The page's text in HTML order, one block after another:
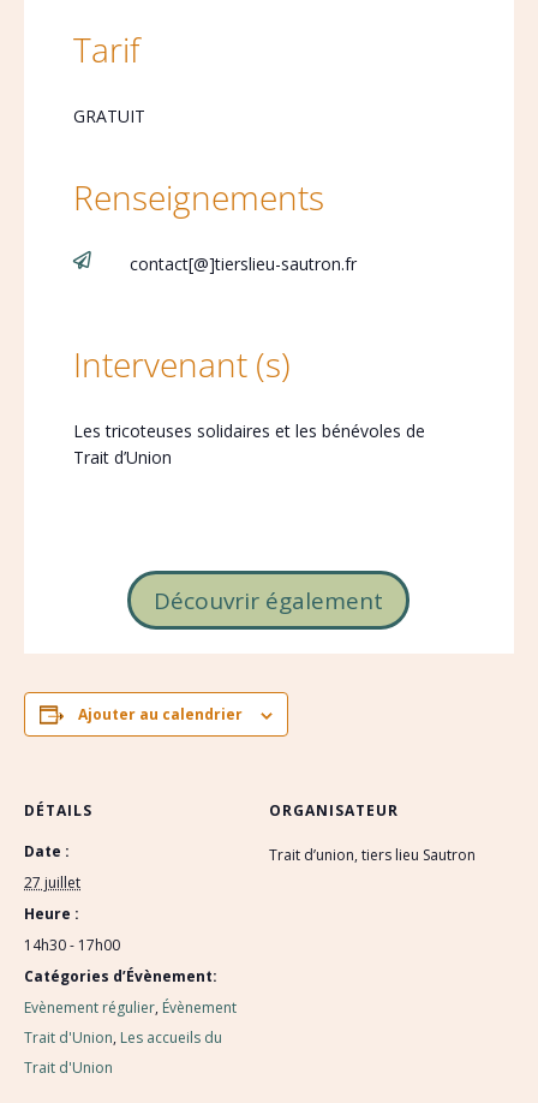
Tarif
GRATUIT
Renseignements
 contact[@]tierslieu-sautron.fr
Intervenant (s)
Les tricoteuses solidaires et les bénévoles de
Trait d’Union
Découvrir également
Ajouter au calendrier
DÉTAILS
Date :
27 juillet
Heure :
14h30 - 17h00
Catégories d’Évènement:
Evènement régulier, Évènement
Trait d'Union, Les accueils du
Trait d'Union
ORGANISATEUR
Trait d’union, tiers lieu Sautron